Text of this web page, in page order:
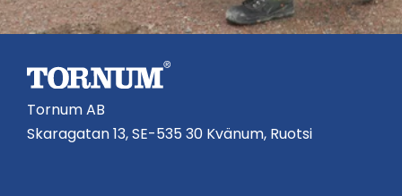
Tornum AB
Skaragatan 13, SE-535 30 Kvänum, Ruotsi